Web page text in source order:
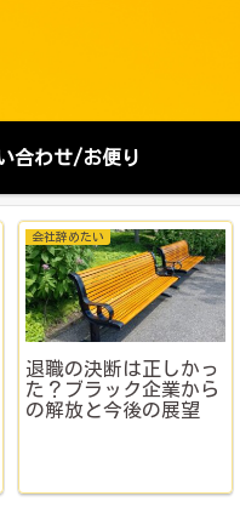
合わせ/お便り
お出かけ
【京都芸術花火2026】
席のおすすめは？一番
悩むコース前イス席vs